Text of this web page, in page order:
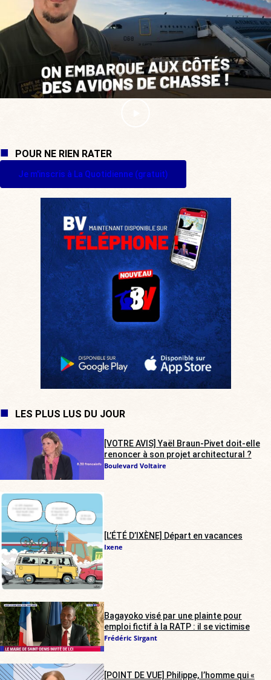
POUR NE RIEN RATER
Je m'inscris à La Quotidienne (gratuit)
LES PLUS LUS DU JOUR
[VOTRE AVIS] Yaël Braun-Pivet doit-elle
renoncer à son projet architectural ?
Boulevard Voltaire
[L’ÉTÉ D’IXÈNE] Départ en vacances
Ixene
Bagayoko visé par une plainte pour
emploi fictif à la RATP : il se victimise
Frédéric Sirgant
[POINT DE VUE] Philippe, l’homme qui «